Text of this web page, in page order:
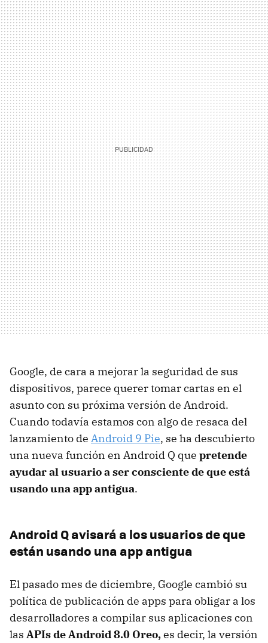
Google, de cara a mejorar la seguridad de sus
dispositivos, parece querer tomar cartas en el
asunto con su próxima versión de Android.
Cuando todavía estamos con algo de resaca del
lanzamiento de Android 9 Pie, se ha descubierto
una nueva función en Android Q que pretende
ayudar al usuario a ser consciente de que está
usando una app antigua.
Android Q avisará a los usuarios de que
están usando una app antigua
El pasado mes de diciembre, Google cambió su
política de publicación de apps para obligar a los
desarrolladores a compilar sus aplicaciones con
las APIs de Android 8.0 Oreo,es decir, la versión